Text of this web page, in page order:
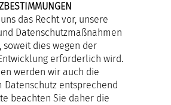
das Recht vor, unsere
Datenschutzmaßnahmen
soweit dies wegen der
erforderlich wird.
werden wir auch die
Datenschutz entsprechend
beachten Sie daher die